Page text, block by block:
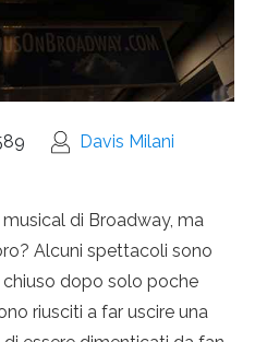
Davis Milani
di Broadway, ma
Alcuni spettacoli sono
chiuso dopo solo poche
riusciti a far uscire una